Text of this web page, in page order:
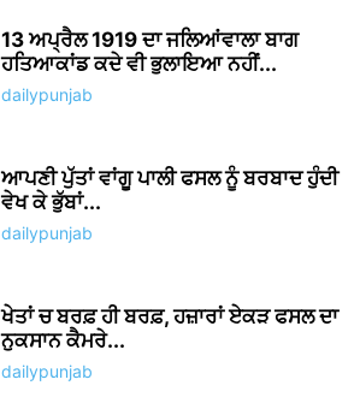
13 ਅਪ੍ਰੈਲ 1919 ਦਾ ਜਲਿਆਂਵਾਲਾ ਬਾਗ
ਹਤਿਆਕਾਂਡ ਕਦੇ ਵੀ ਭੁਲਾਇਆ ਨਹੀਂ...
dailypunjab
ਆਪਣੀ ਪੁੱਤਾਂ ਵਾਂਗੂ ਪਾਲੀ ਫਸਲ ਨੂੰ ਬਰਬਾਦ ਹੁੰਦੀ
ਵੇਖ ਕੇ ਭੁੱਬਾਂ...
dailypunjab
ਖੇਤਾਂ ਚ ਬਰਫ਼ ਹੀ ਬਰਫ਼, ਹਜ਼ਾਰਾਂ ਏਕੜ ਫਸਲ ਦਾ
ਨੁਕਸਾਨ ਕੈਮਰੇ...
dailypunjab